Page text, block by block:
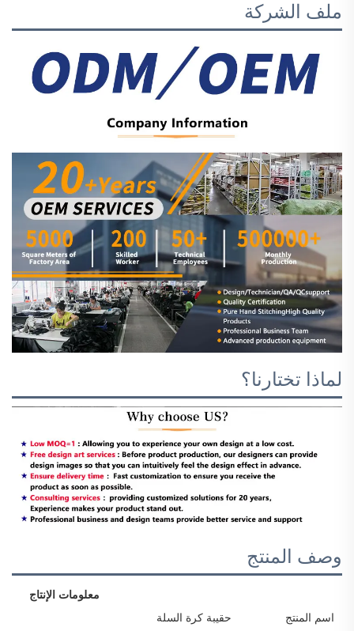
ملف الشركة
لماذا تختارنا؟
وصف المنتج
معلومات الإنتاج
اسم المنتج
حقيبة كرة السلة